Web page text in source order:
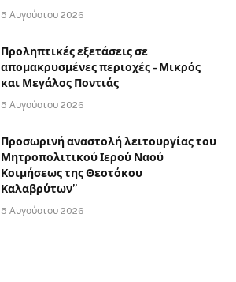
5 Αυγούστου 2026
Προληπτικές εξετάσεις σε
απομακρυσμένες περιοχές – Μικρός
και Μεγάλος Ποντιάς
5 Αυγούστου 2026
Προσωρινή αναστολή λειτουργίας του
Μητροπολιτικού Ιερού Ναού
Κοιμήσεως της Θεοτόκου
Καλαβρύτων”
5 Αυγούστου 2026